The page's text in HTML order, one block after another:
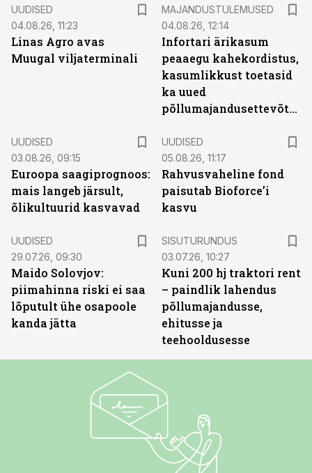
UUDISED
04.08.26, 11:23
Linas Agro avas
Muugal viljaterminali
MAJANDUSTULEMUSED
04.08.26, 12:14
Infortari ärikasum
peaaegu kahekordistus,
kasumlikkust toetasid
ka uued
põllumajandusettevõtted
UUDISED
03.08.26, 09:15
Euroopa saagiprognoos:
mais langeb järsult,
õlikultuurid kasvavad
UUDISED
05.08.26, 11:17
Rahvusvaheline fond
paisutab Bioforce’i
kasvu
UUDISED
29.07.26, 09:30
Maido Solovjov:
piimahinna riski ei saa
lõputult ühe osapoole
kanda jätta
SISUTURUNDUS
03.07.26, 10:27
Kuni 200 hj traktori rent
– paindlik lahendus
põllumajandusse,
ehitusse ja
teehooldusesse